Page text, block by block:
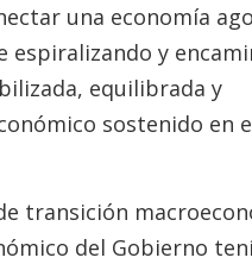
una economía
y
equilibrada y
sostenido en
transición
del Gobierno